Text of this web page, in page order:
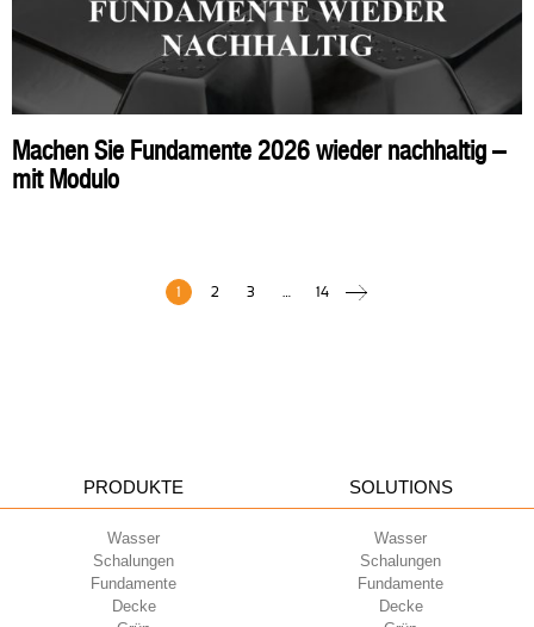
Machen Sie Fundamente 2026 wieder nachhaltig –
mit Modulo
1 2 3 14
PRODUKTE
Wasser
Schalungen
Fundamente
Decke
SOLUTIONS
Wasser
Schalungen
Fundamente
Decke